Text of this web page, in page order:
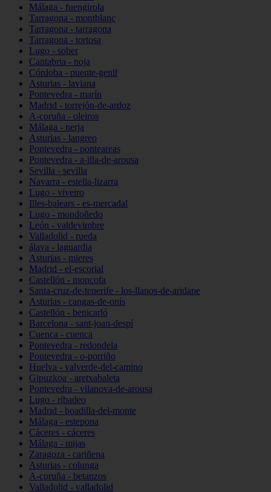
Málaga - fuengirola
Tarragona - montblanc
Tarragona - tarragona
Tarragona - tortosa
Lugo - sober
Cantabria - noja
Córdoba - puente-genil
Asturias - laviana
Pontevedra - marín
Madrid - torrejón-de-ardoz
A-coruña - oleiros
Málaga - nerja
Asturias - langreo
Pontevedra - ponteareas
Pontevedra - a-illa-de-arousa
Sevilla - sevilla
Navarra - estella-lizarra
Lugo - viveiro
Illes-balears - es-mercadal
Lugo - mondoñedo
León - valdevimbre
Valladolid - rueda
álava - laguardia
Asturias - mieres
Madrid - el-escorial
Castellón - moncofa
Santa-cruz-de-tenerife - los-llanos-de-aridane
Asturias - cangas-de-onís
Castellón - benicarló
Barcelona - sant-joan-despí
Cuenca - cuenca
Pontevedra - redondela
Pontevedra - o-porriño
Huelva - valverde-del-camino
Gipuzkoa - aretxabaleta
Pontevedra - vilanova-de-arousa
Lugo - ribadeo
Madrid - boadilla-del-monte
Málaga - estepona
Cáceres - cáceres
Málaga - mijas
Zaragoza - cariñena
Asturias - colunga
A-coruña - betanzos
Valladolid - valladolid